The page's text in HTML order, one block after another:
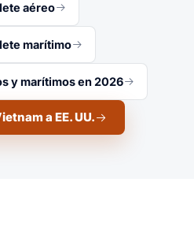
aéreo
marítimo
y marítimos en 2026
a EE. UU.